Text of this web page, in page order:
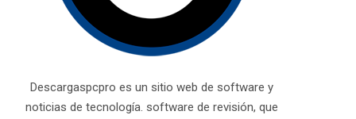
Descargaspcpro es un sitio web de software y
noticias de tecnología. software de revisión, que